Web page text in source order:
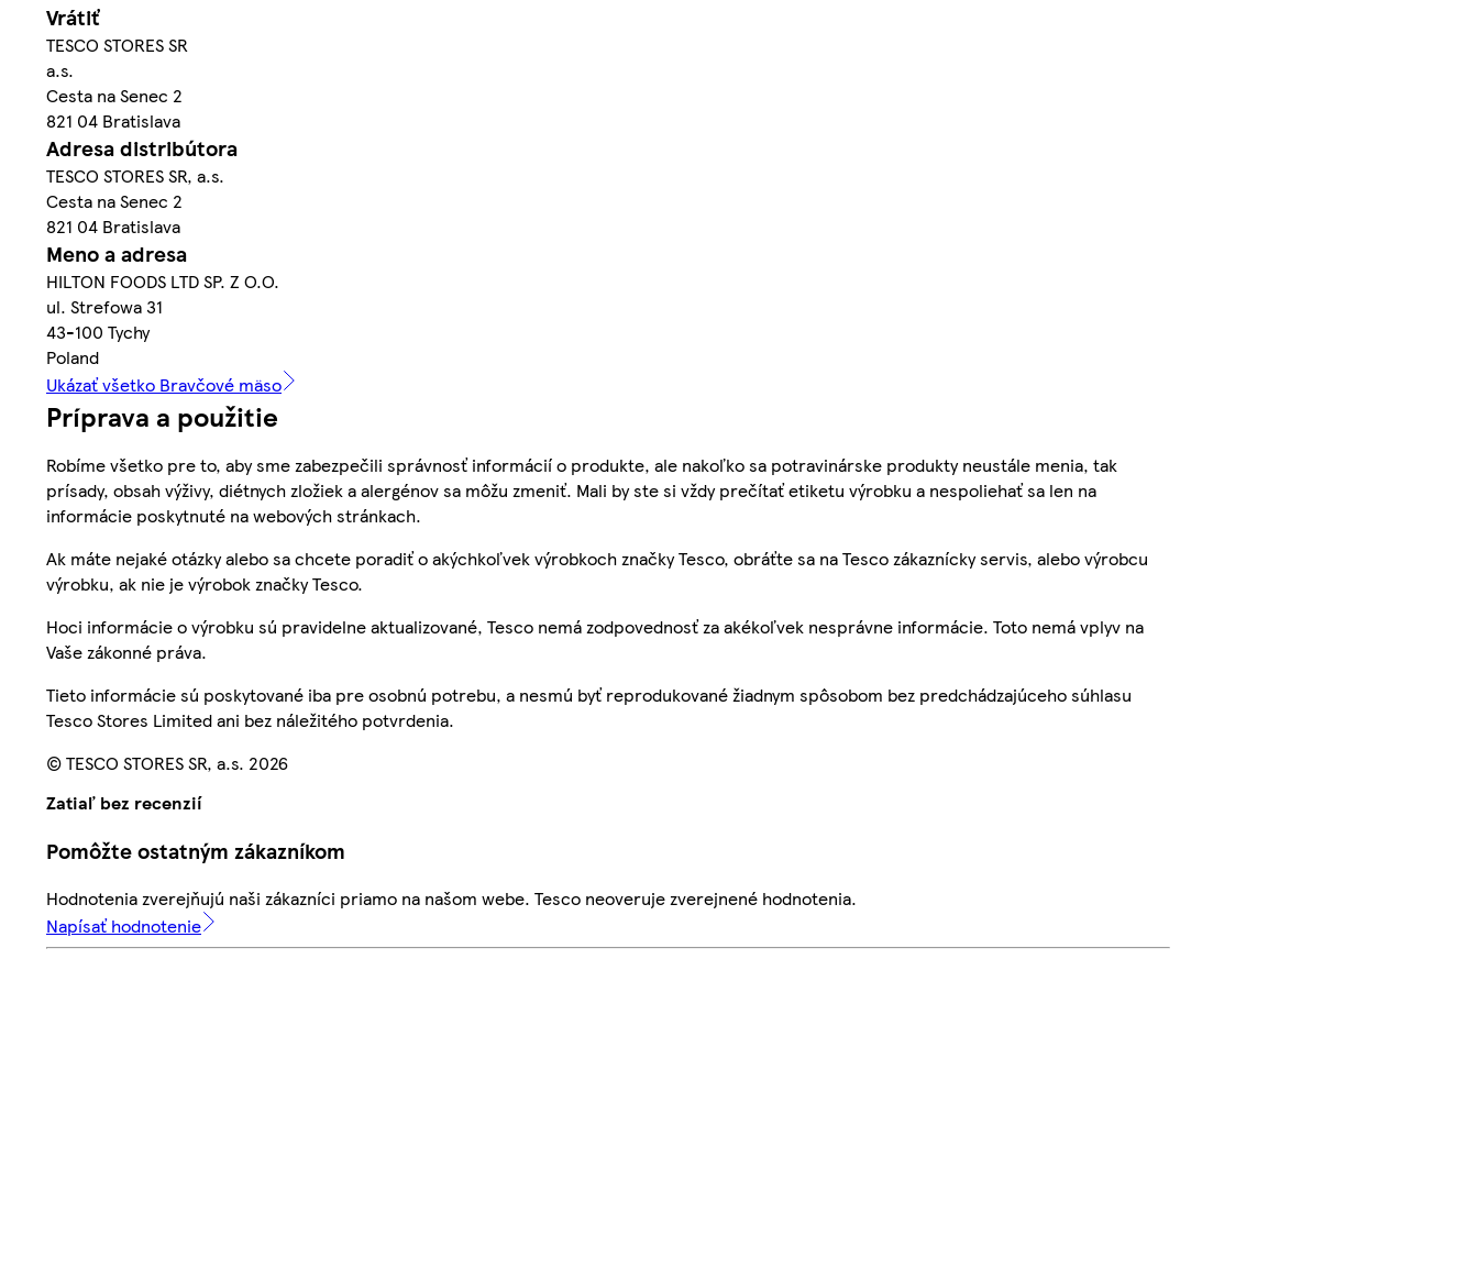
Vrátiť
TESCO STORES SR
a.s.
Cesta na Senec 2
821 04 Bratislava
Adresa distribútora
TESCO STORES SR, a.s.
Cesta na Senec 2
821 04 Bratislava
Meno a adresa
HILTON FOODS LTD SP. Z O.O.
ul. Strefowa 31
43-100 Tychy
Poland
Ukázať všetko Bravčové mäso
Príprava a použitie
Robíme všetko pre to, aby sme zabezpečili správnosť informácií o produkte, ale nakoľko sa potravinárske produkty neustále menia, tak
prísady, obsah výživy, diétnych zložiek a alergénov sa môžu zmeniť. Mali by ste si vždy prečítať etiketu výrobku a nespoliehať sa len na
informácie poskytnuté na webových stránkach.
Ak máte nejaké otázky alebo sa chcete poradiť o akýchkoľvek výrobkoch značky Tesco, obráťte sa na Tesco zákaznícky servis, alebo výrobcu
výrobku, ak nie je výrobok značky Tesco.
Hoci informácie o výrobku sú pravidelne aktualizované, Tesco nemá zodpovednosť za akékoľvek nesprávne informácie. Toto nemá vplyv na
Vaše zákonné práva.
Tieto informácie sú poskytované iba pre osobnú potrebu, a nesmú byť reprodukované žiadnym spôsobom bez predchádzajúceho súhlasu
Tesco Stores Limited ani bez náležitého potvrdenia.
© TESCO STORES SR, a.s. 2026
Zatiaľ bez recenzií
Pomôžte ostatným zákazníkom
Hodnotenia zverejňujú naši zákazníci priamo na našom webe. Tesco neoveruje zverejnené hodnotenia.
Napísať hodnotenie